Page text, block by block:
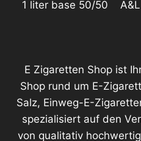
1 liter base 50/50
E Zigaretten Shop ist
Shop rund um E-
Salz, Einweg-E-
spezialisiert auf den
von qualitativ